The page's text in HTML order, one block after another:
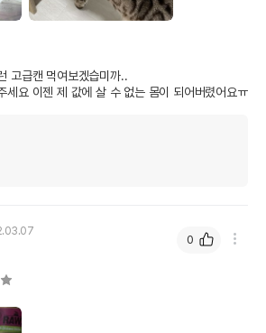
고급캔 먹여보겠습미까..
세요 이젠 제 값에 살 수 없는 몸이 되어버렸어요ㅠ
0